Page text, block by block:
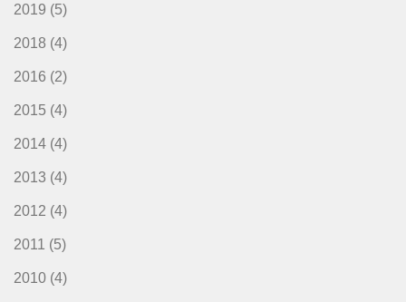
2019 (5)
2018 (4)
2016 (2)
2015 (4)
2014 (4)
2013 (4)
2012 (4)
2011 (5)
2010 (4)